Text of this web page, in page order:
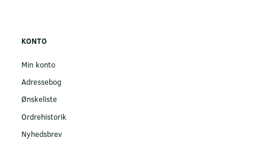
KONTO
Min konto
Adressebog
Ønskeliste
Ordrehistorik
Nyhedsbrev